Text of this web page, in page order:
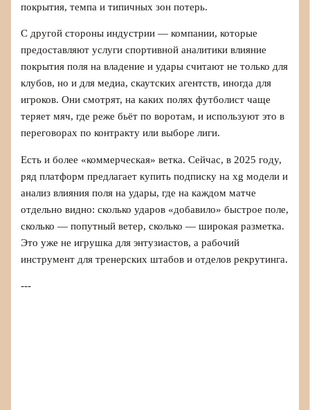
покрытия, темпа и типичных зон потерь.
С другой стороны индустрии — компании, которые
предоставляют услуги спортивной аналитики влияние
покрытия поля на владение и удары считают не только для
клубов, но и для медиа, скаутских агентств, иногда для
игроков. Они смотрят, на каких полях футболист чаще
теряет мяч, где реже бьёт по воротам, и используют это в
переговорах по контракту или выборе лиги.
Есть и более «коммерческая» ветка. Сейчас, в 2025 году,
ряд платформ предлагает купить подписку на xg модели и
анализ влияния поля на удары, где на каждом матче
отдельно видно: сколько ударов «добавило» быстрое поле,
сколько — попутный ветер, сколько — широкая разметка.
Это уже не игрушка для энтузиастов, а рабочий
инструмент для тренерских штабов и отделов рекрутинга.
---